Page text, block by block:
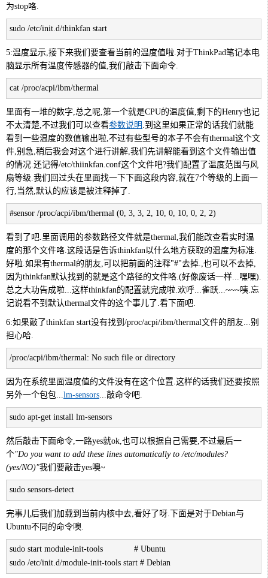
为stop咯.
sudo /etc/init.d/thinkfan start
5:温度显示,接下来我们要查看当前的温度值啦.对于ThinkPad笔记本电
脑显示所有温度传感器的值,我们敲击下面命令.
cat /proc/acpi/ibm/thermal
里面有一堆的数字,总之呢,第一个就是CPU的温度值,剩下的Henry也记
不太清楚,不过我们可以查看参数说明 .到这里如果正常的话我们就能
看到一些温度的数值输出啦,不过有些型号的本子不会有thermal这个文
件,别急,稍后我会对这个进行讲解,我们先讲解能看到这个文件输出值
的情况.还记得/etc/thiinkfan.conf这个文件吧?我们配置了温度范围与风
扇等级.我们回过头在里面找一下下面这段内容,就在7个等级的上面一
行,当然,默认的应该是被注释掉了.
#sensor /proc/acpi/ibm/thermal (0, 3, 3, 2, 10, 0, 10, 0, 2, 2)
看到了吧.里面调用的参数路径文件就是thermal,我们能改查看实时温
度的那个文件咯.这段话是告诉thinkfan以什么地方获取的温度为标准.
好啦.如果有thermal的朋友,可以把前面的注释"#"去掉.,也可以不去掉,
因为thinkfan默认找到的就是这个路径的文件咯.(好像废话一样...嘿嘿).
总之大功告成啦...这样thinkfan的配置就完成啦.欢呼...雀跃...~~~咦.忘
记说看不到默认thermal文件的这个事儿了.看下面吧.
6:如果敲了thinkfan start没有找到/proc/acpi/ibm/thermal文件的朋友...别
担心哈.
/proc/acpi/ibm/thermal: No such file or directory
因为在系统里面温度值的文件没有在这个位置.这样的话我们还要按照
另外一个包包... lm-sensors ...敲命令吧.
sudo apt-get install lm-sensors
然后敲击下面命令,一路yes就ok,也可以根据自己需要,不过最后一
个"Do you want to add these lines automatically to /etc/modules?
(yes/NO)"我们要敲击yes噢~
sudo sensors-detect
完事儿后我们加载到当前内核中去,看好了呀.下面是对于Debian与
Ubuntu不同的命令噢.
sudo start module-init-tools             # Ubuntu
sudo /etc/init.d/module-init-tools start # Debian